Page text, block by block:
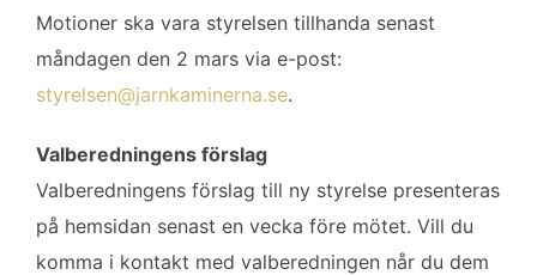
Motioner ska vara styrelsen tillhanda senast
måndagen den 2 mars via e-post:
styrelsen@jarnkaminerna.se.
Valberedningens förslag
Valberedningens förslag till ny styrelse presenteras
på hemsidan senast en vecka före mötet. Vill du
komma i kontakt med valberedningen når du dem